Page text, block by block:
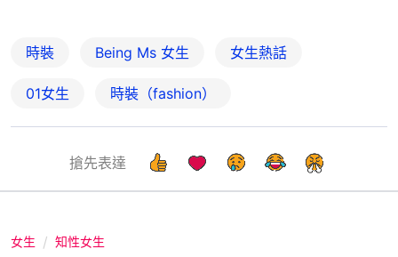
時裝 Being Ms 女生 女生熱話
01女生 時裝（fashion）
搶先表達
女生 知性女生